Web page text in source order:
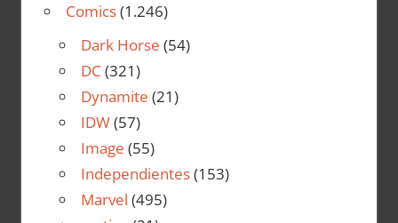
Comics(1.246)
Dark Horse (54)
DC (321)
Dynamite (21)
IDW(57)
Image (55)
Independientes(153)
Marvel (495)